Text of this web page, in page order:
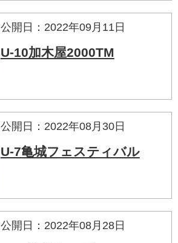
公開日：2022年09月11日
U-10加木屋2000TM
公開日：2022年08月30日
U-7亀城フェスティバル
公開日：2022年08月28日